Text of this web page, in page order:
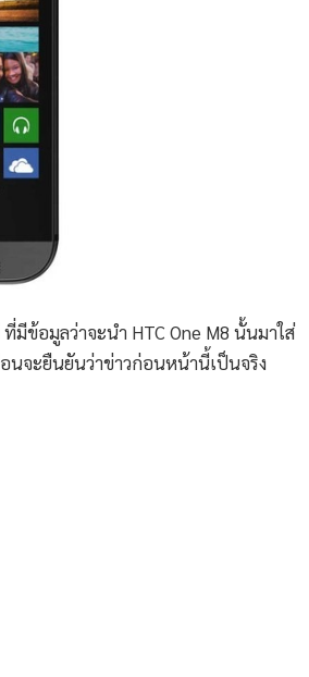
มีข้อมูลว่าจะนำ HTC One M8 นั้นมาใส่
จะยืนยันว่าข่าวก่อนหน้านี้เป็นจริง